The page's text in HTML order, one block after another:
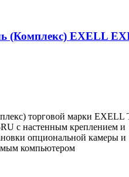
(Комплекс) EXELL
торговой марки EXELL
с настенным креплением и
опциональной камеры и
компьютером